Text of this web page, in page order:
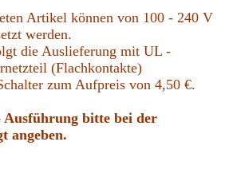
Artikel können von 100 - 240 V
werden.
die Auslieferung mit UL -
(Flachkontakte)
zum Aufpreis von 4,50 €.
Ausführung bitte bei der
angeben.